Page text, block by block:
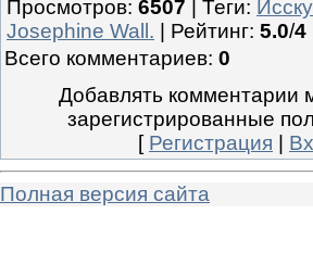
Просмотров: 6507 Теги:
Josephine Wall.
Рейтинг: 5.0/4
Всего комментариев: 0
Добавлять комментарии
зарегистрированные
[ Регистрация
Полная версия сайта